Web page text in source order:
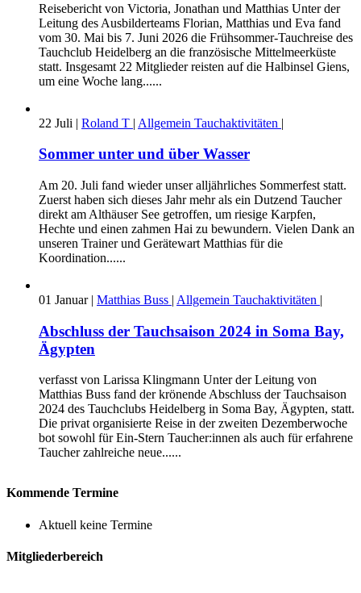
Reisebericht von Victoria, Jonathan und Matthias Unter der
Leitung des Ausbilderteams Florian, Matthias und Eva fand
vom 30. Mai bis 7. Juni 2026 die Frühsommer-Tauchreise des
Tauchclub Heidelberg an die französische Mittelmeerküste
statt. Insgesamt 22 Mitglieder reisten auf die Halbinsel Giens,
um eine Woche lang......
22 Juli | Roland T | Allgemein Tauchaktivitäten |
Sommer unter und über Wasser
Am 20. Juli fand wieder unser alljährliches Sommerfest statt.
Zuerst haben sich dieses Jahr mehr als ein Dutzend Taucher
direkt am Althäuser See getroffen, um riesige Karpfen,
Hechte und einen zahmen Hai zu bewundern. Vielen Dank an
unseren Trainer und Gerätewart Matthias für die
Koordination......
01 Januar| Matthias Buss | Allgemein Tauchaktivitäten |
Abschluss der Tauchsaison 2024 in Soma Bay,
Ägypten
verfasst von Larissa Klingmann Unter der Leitung von
Matthias Buss fand der krönende Abschluss der Tauchsaison
2024 des Tauchclubs Heidelberg in Soma Bay, Ägypten, statt.
Die privat organisierte Reise in der zweiten Dezemberwoche
bot sowohl für Ein-Stern Taucher:innen als auch für erfahrene
Taucher zahlreiche neue......
Kommende Termine
Aktuell keine Termine
Mitgliederbereich